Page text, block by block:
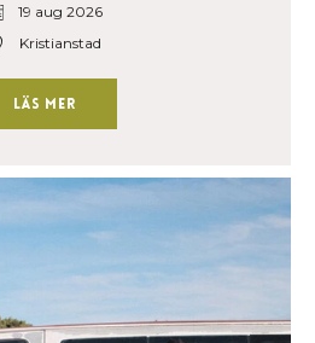
19 aug 2026
Kristianstad
Läs mer